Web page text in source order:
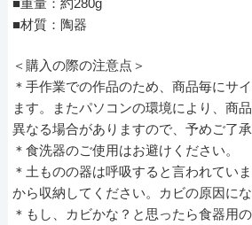
■重量：約280g
■材質：陶器
＜購入の際の注意点＞
＊手作業での作品のため、商品毎にサ
ます。またパソコンの環境により、商
異なる場合がありますので、予めご了承
＊食洗器のご使用はお避けください。
＊土ものの器は呼吸すると言われてい
から収納してください。カビの原因にな
＊もし、カビかな？と思ったら食器用